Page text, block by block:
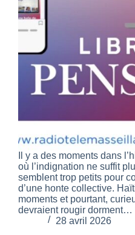
Il y a des moments dans
où l’indignation ne suffit
semblent trop petits pour
d’une honte collective.
moments et pourtant,
devraient rougir dorment…
28 avril 2026